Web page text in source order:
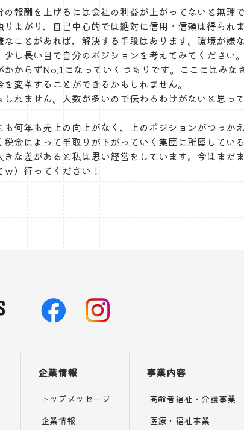
報酬を上げるには会社の利益が上がってないと無理で
よがり、自己中心的では絶対に信用・信頼は得られま
ことがあれば、解決する手段はあります。環境が嫌
し長い目で自分のポジションを考えてみてください。
からずNo.1になっていくつもりです。ここにはみな
変革することができるかもしれません。
れません。人数が多いので伝わるわけがないと思っ
何年も売上の向上がなく、上のポジションがつっか
金によって手取りが下がっていく集団に所属してい
な差があると私は思い経営をしています。今はまだ
）行ってください！
企業情報
トップメッセージ
企業情報
事業内容
高齢者福祉・介護事業
医療・福祉事業